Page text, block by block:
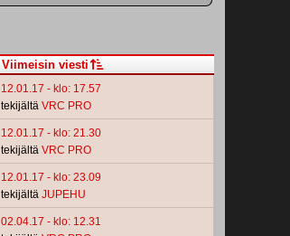
Viimeisin viesti
12.01.17 - klo: 17.57
tekijältäVRC PRO
12.01.17 - klo: 21.30
tekijältäVRC PRO
12.01.17 - klo: 23.09
tekijältäJUPEHU
02.04.17 - klo: 12.31